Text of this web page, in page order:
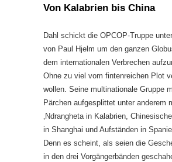
Von Kalabrien bis China
Dahl schickt die OPCOP-Truppe
von Paul Hjelm um den ganzen
dem internationalen Verbrechen
Ohne zu viel vom fintenreichen Plot
wollen. Seine multinationale Gruppe
Pärchen aufgesplittet unter anderem
‚Ndrangheta in Kalabrien,
in Shanghai und Aufständen in
Denn es scheint, als seien die
in den drei Vorgängerbänden